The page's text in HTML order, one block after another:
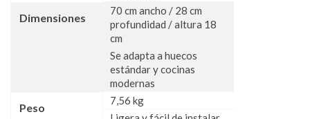
Dimensiones
70 cm ancho / 28 cm
profundidad / altura 18
cm
Se adapta a huecos
estándar y cocinas
modernas
Peso
7,56 kg